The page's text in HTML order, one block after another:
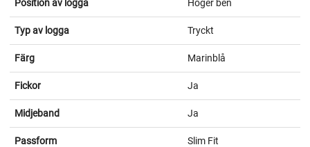
Position av logga Höger ben
Typ av logga Tryckt
Färg Marinblå
Fickor Ja
Midjeband Ja
Passform Slim Fit